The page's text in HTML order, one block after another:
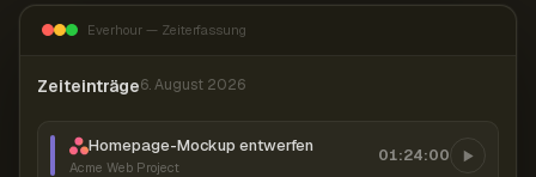
Everhour — Zeiterfassung
Zeiteinträge6. August 2026
Homepage-Mockup entwerfen
Acme Web Project
01:24:00